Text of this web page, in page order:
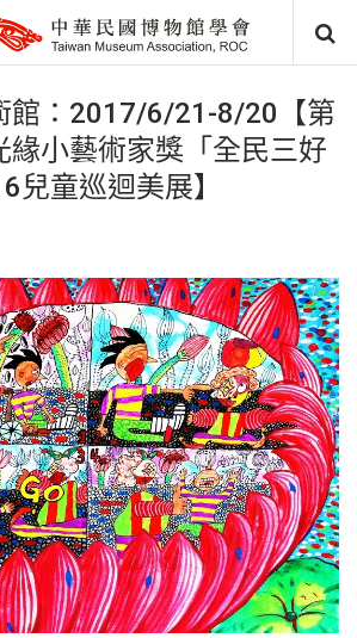
館：2017/6/21-8/20【第
緣小藝術家獎「全民三好
兒童巡迴美展】